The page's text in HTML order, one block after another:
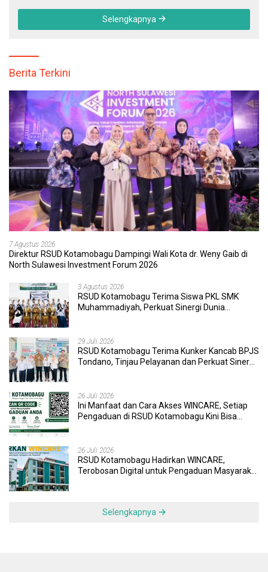
Selengkapnya
Berita Terkini
7 Agustus 2026
Direktur RSUD Kotamobagu Dampingi Wali Kota dr. Weny Gaib di
North Sulawesi Investment Forum 2026
3 Agustus 2026
RSUD Kotamobagu Terima Siswa PKL SMK
Muhammadiyah, Perkuat Sinergi Dunia
29 Juli 2026
RSUD Kotamobagu Terima Kunker Kancab BPJS
Tondano, Tinjau Pelayanan dan Perkuat Sinergi
26 Juli 2026
Ini Manfaat dan Cara Akses WINCARE, Setiap
Pengaduan di RSUD Kotamobagu Kini Bisa
26 Juli 2026
RSUD Kotamobagu Hadirkan WINCARE,
Terobosan Digital untuk Pengaduan Masyarakat
Selengkapnya